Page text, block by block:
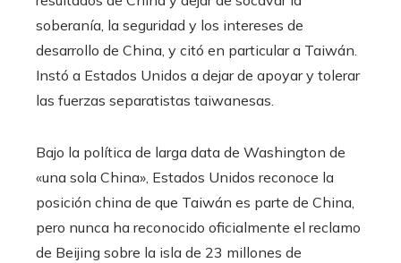
soberanía, la seguridad y los intereses de
desarrollo de China, y citó en particular a Taiwán.
Instó a Estados Unidos a dejar de apoyar y tolerar
las fuerzas separatistas taiwanesas.
Bajo la política de larga data de Washington de
«una sola China», Estados Unidos reconoce la
posición china de que Taiwán es parte de China,
pero nunca ha reconocido oficialmente el reclamo
de Beijing sobre la isla de 23 millones de